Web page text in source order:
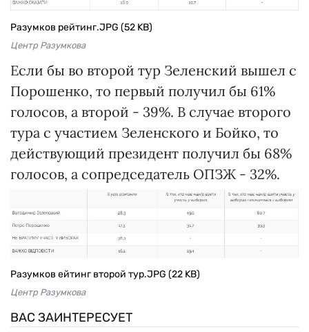
Разумков рейтинг.JPG (52 KB)
Центр Разумкова
Если бы во второй тур Зеленский вышел с
Порошенко, то первый получил бы 61%
голосов, а второй - 39%. В случае второго
тура с участием Зеленского и Бойко, то
действующий президент получил бы 68%
голосов, а сопредседатель ОПЗЖ - 32%.
Разумков ейтинг второй тур.JPG (22 KB)
Центр Разумкова
ВАС ЗАИНТЕРЕСУЕТ